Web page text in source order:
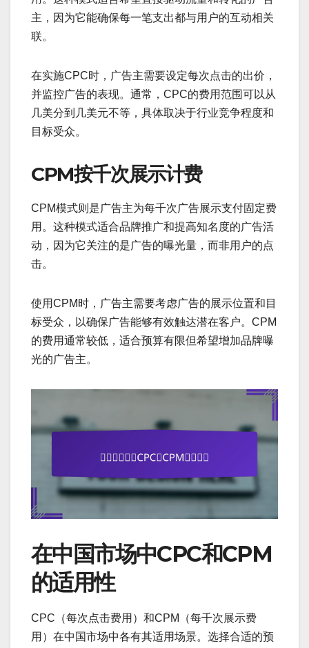
主，因为它能确保每一笔支出都与用户的互动相关
联。
在实施CPC时，广告主需要设定每次点击的出价，
并监控广告的表现。通常，CPC的费用范围可以从
几美分到几美元不等，具体取决于行业竞争程度和
目标受众。
CPM按千次展示计费
CPM模式则是广告主为每千次广告展示支付固定费
用。这种模式适合品牌推广和提高知名度的广告活
动，因为它关注的是广告的曝光量，而非用户的点
击。
使用CPM时，广告主需要考虑广告的展示位置和目
标受众，以确保广告能够有效触达潜在客户。CPM
的费用通常较低，适合预算有限但希望增加品牌曝
光的广告主。
在中国市场中CPC和CPM
的适用性
CPC（每次点击费用）和CPM（每千次展示费
用）在中国市场中各有其适用场景。选择合适的预